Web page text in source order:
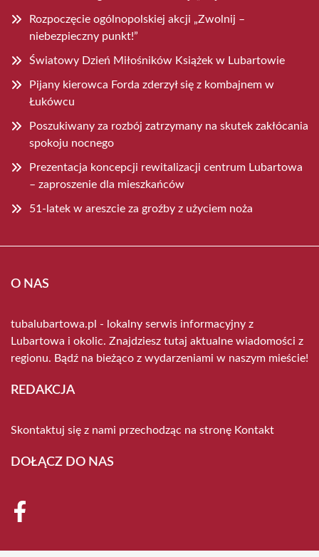
Rozpoczęcie ogólnopolskiej akcji „Zwolnij –
niebezpieczny punkt!”
Światowy Dzień Miłośników Książek w Lubartowie
Pijany kierowca Forda zderzył się z kombajnem w
Łukówcu
Poszukiwany za rozbój zatrzymany na skutek zakłócania
spokoju nocnego
Prezentacja koncepcji rewitalizacji centrum Lubartowa
– zaproszenie dla mieszkańców
51-latek w areszcie za groźby z użyciem noża
O NAS
tubalubartowa.pl - lokalny serwis informacyjny z
Lubartowa i okolic. Znajdziesz tutaj aktualne wiadomości z
regionu. Bądź na bieżąco z wydarzeniami w naszym mieście!
REDAKCJA
Skontaktuj się z nami przechodząc na stronę Kontakt
DOŁĄCZ DO NAS